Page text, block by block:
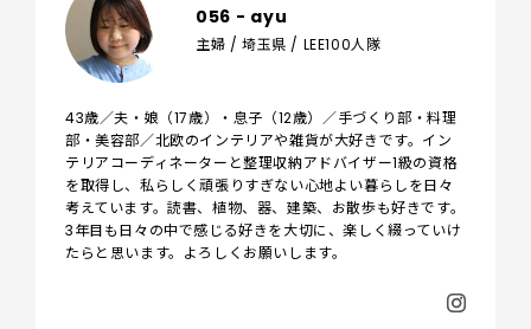
056 - ayu
主婦 / 埼玉県 / LEE100人隊
43歳／夫・娘（17歳）・息子（12歳）／手づくり部・料理
部・美容部／北欧のインテリアや雑貨が大好きです。イン
テリアコーディネーターと整理収納アドバイザー1級の資格
を取得し、私らしく頑張りすぎない心地よい暮らしを日々
考えています。読書、植物、器、建築、お散歩も好きです。
3年目も日々の中で感じる好きを大切に、楽しく綴っていけ
たらと思います。よろしくお願いします。